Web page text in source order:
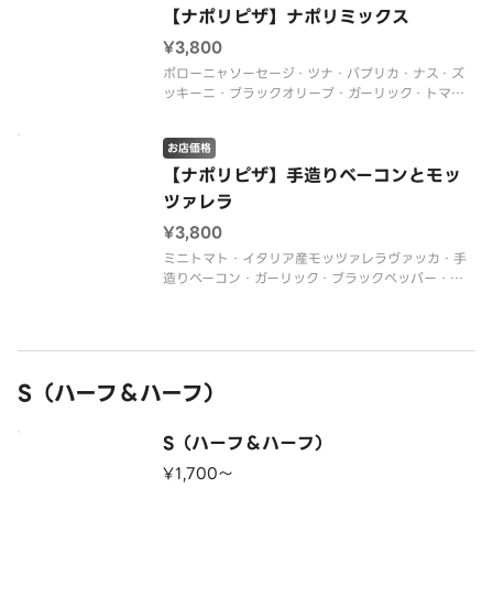
【ナポリピザ】ナポリミックス
¥3,800
ボローニャソーセージ・ツナ・パプリカ・ナス・ズ
ッキーニ・ブラックオリーブ・ガーリック・トマト
※Lサイズ限定です。
※こちらの商品はナポリピザです。
※ハーフ＆ハーフ不可
【ナポリピザ】手造りベーコンとモッ
ツァレラ
お店価格
¥3,800
ミニトマト・イタリア産モッツァレラヴァッカ・手
造りベーコン・ガーリック・ブラックペッパー・バ
※ハーフ＆ハーフ不可
S（ハーフ＆ハーフ）
S（ハーフ＆ハーフ）
¥1,700〜